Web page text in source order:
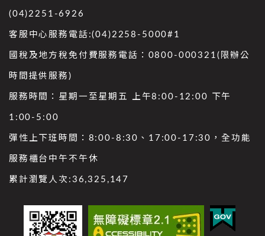
(04)2251-6926
客服中心服務電話:(04)2258-5000#1
國稅及地方稅免付費服務電話：0800-000321(限辦公
時間提供服務)
服務時間：星期一至星期五 上午8:00-12:00 下午
1:00-5:00
彈性上下班時間：8:00-8:30、17:00-17:30，全功能
服務櫃台中午不午休
累計瀏覽人次: 36,325,147